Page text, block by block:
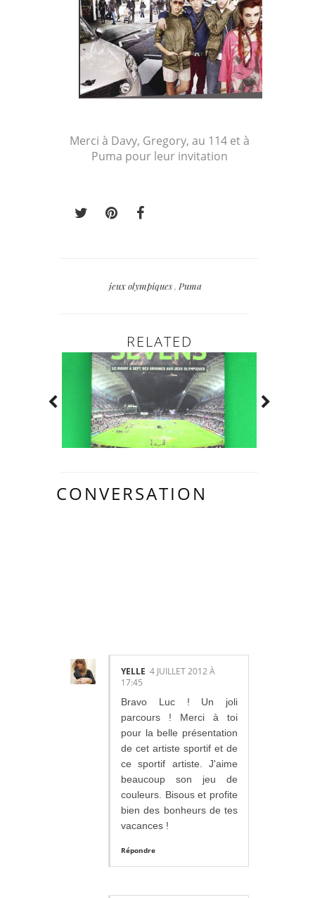
Merci à Davy, Gregory, au 114 et à
Puma pour leur invitation
jeux olympiques, Puma
RELATED
CONVERSATION
YELLE 4 JUILLET 2012 À
17:45
Bravo Luc ! Un joli
parcours ! Merci à toi
pour la belle présentation
de cet artiste sportif et de
ce sportif artiste. J'aime
beaucoup son jeu de
couleurs. Bisous et profite
bien des bonheurs de tes
vacances !
Répondre